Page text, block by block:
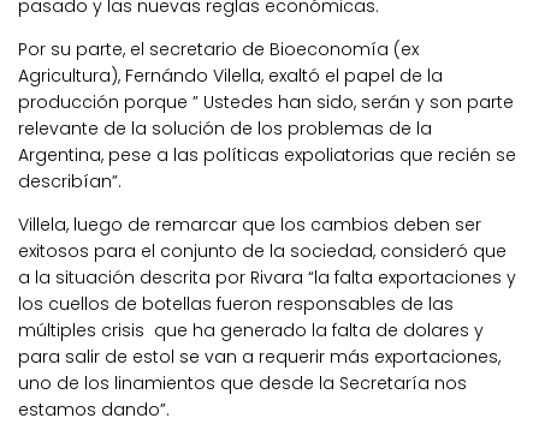
pasado y las nuevas reglas económicas.
Por su parte, el secretario de Bioeconomía (ex
Agricultura), Fernándo Vilella, exaltó el papel de la
producción porque ” Ustedes han sido, serán y son parte
relevante de la solución de los problemas de la
Argentina, pese a las políticas expoliatorias que recién se
describían”.
Villela, luego de remarcar que los cambios deben ser
exitosos para el conjunto de la sociedad, consideró que
a la situación descrita por Rivara “la falta exportaciones y
los cuellos de botellas fueron responsables de las
múltiples crisis que ha generado la falta de dolares y
para salir de estol se van a requerir más exportaciones,
uno de los linamientos que desde la Secretaría nos
estamos dando”.